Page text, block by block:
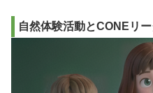
自然体験活動とCONEリ